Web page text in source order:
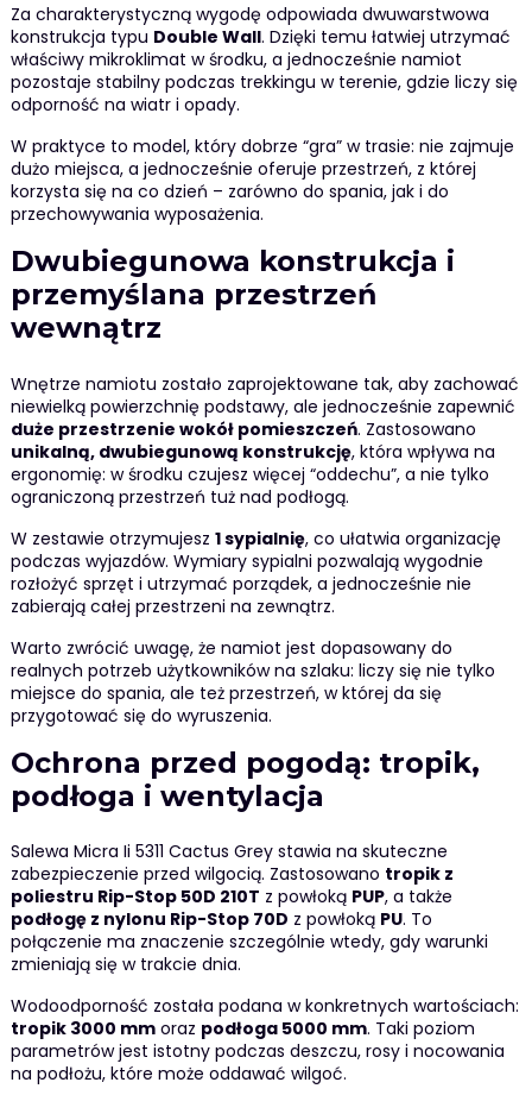
Za charakterystyczną wygodę odpowiada dwuwarstwowa
konstrukcja typu Double Wall. Dzięki temu łatwiej utrzymać
właściwy mikroklimat w środku, a jednocześnie namiot
pozostaje stabilny podczas trekkingu w terenie, gdzie liczy się
odporność na wiatr i opady.
W praktyce to model, który dobrze “gra” w trasie: nie zajmuje
dużo miejsca, a jednocześnie oferuje przestrzeń, z której
korzysta się na co dzień – zarówno do spania, jak i do
przechowywania wyposażenia.
Dwubiegunowa konstrukcja i
przemyślana przestrzeń
wewnątrz
Wnętrze namiotu zostało zaprojektowane tak, aby zachować
niewielką powierzchnię podstawy, ale jednocześnie zapewnić
duże przestrzenie wokół pomieszczeń. Zastosowano
unikalną, dwubiegunową konstrukcję, która wpływa na
ergonomię: w środku czujesz więcej “oddechu”, a nie tylko
ograniczoną przestrzeń tuż nad podłogą.
W zestawie otrzymujesz 1 sypialnię, co ułatwia organizację
podczas wyjazdów. Wymiary sypialni pozwalają wygodnie
rozłożyć sprzęt i utrzymać porządek, a jednocześnie nie
zabierają całej przestrzeni na zewnątrz.
Warto zwrócić uwagę, że namiot jest dopasowany do
realnych potrzeb użytkowników na szlaku: liczy się nie tylko
miejsce do spania, ale też przestrzeń, w której da się
przygotować się do wyruszenia.
Ochrona przed pogodą: tropik,
podłoga i wentylacja
Salewa Micra Ii 5311 Cactus Grey stawia na skuteczne
zabezpieczenie przed wilgocią. Zastosowano tropik z
poliestru Rip-Stop 50D 210T z powłoką PUP, a także
podłogę z nylonu Rip-Stop 70D z powłoką PU. To
połączenie ma znaczenie szczególnie wtedy, gdy warunki
zmieniają się w trakcie dnia.
Wodoodporność została podana w konkretnych wartościach:
tropik 3000 mmoraz podłoga 5000 mm. Taki poziom
parametrów jest istotny podczas deszczu, rosy i nocowania
na podłożu, które może oddawać wilgoć.